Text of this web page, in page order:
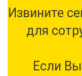
Извините
для
Если